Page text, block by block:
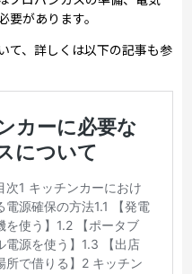
があります。
て、詳しくは以下の記事も参